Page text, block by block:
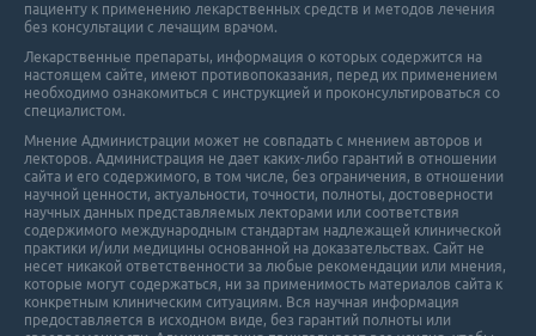
пациенту к применению лекарственных средств и методов лечения
без консультации с лечащим врачом.
Лекарственные препараты, информация о которых содержится на
настоящем сайте, имеют противопоказания, перед их применением
необходимо ознакомиться с инструкцией и проконсультироваться со
специалистом.
Мнение Администрации может не совпадать с мнением авторов и
лекторов. Администрация не дает каких-либо гарантий в отношении
cайта и его cодержимого, в том числе, без ограничения, в отношении
научной ценности, актуальности, точности, полноты, достоверности
научных данных представляемых лекторами или соответствия
содержимого международным стандартам надлежащей клинической
практики и/или медицины основанной на доказательствах. Сайт не
несет никакой ответственности за любые рекомендации или мнения,
которые могут содержаться, ни за применимость материалов сайта к
конкретным клиническим ситуациям. Вся научная информация
предоставляется в исходном виде, без гарантий полноты или